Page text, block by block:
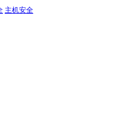
主机安全